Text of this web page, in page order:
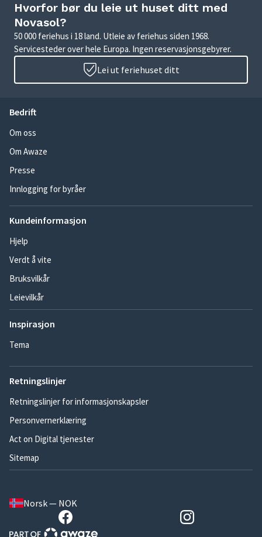
Hvorfor bør du leie ut huset ditt med
Novasol?
50 000 feriehus i 18 land. Utleie av feriehus siden 1968.
Servicesteder over hele Europa. Ingen reservasjonsgebyrer.
Lei ut feriehuset ditt
Bedrift
Om oss
Om Awaze
Presse
Innlogging for byråer
Kundeinformasjon
Hjelp
Verdt å vite
Bruksvilkår
Leievilkår
Inspirasjon
Tema
Retningslinjer
Retningslinjer for informasjonskapsler
Personvernerklæring
Act on Digital tjenester
Sitemap
Norsk — NOK